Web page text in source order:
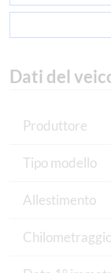
Dati del
Produttore
Tipo modello
Allestimento